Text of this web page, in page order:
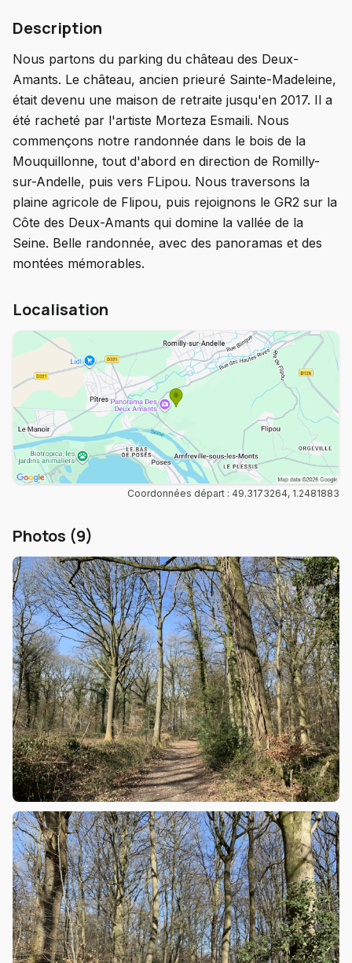
Description
Nous partons du parking du château des Deux-
Amants. Le château, ancien prieuré Sainte-Madeleine,
était devenu une maison de retraite jusqu'en 2017. Il a
été racheté par l'artiste Morteza Esmaili. Nous
commençons notre randonnée dans le bois de la
Mouquillonne, tout d'abord en direction de Romilly-
sur-Andelle, puis vers FLipou. Nous traversons la
plaine agricole de Flipou, puis rejoignons le GR2 sur la
Côte des Deux-Amants qui domine la vallée de la
Seine. Belle randonnée, avec des panoramas et des
montées mémorables.
Localisation
Coordonnées départ : 49.3173264, 1.2481883
Photos (9)